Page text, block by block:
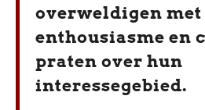
overweldigen met
enthousiasme en
praten over hun
interessegebied.